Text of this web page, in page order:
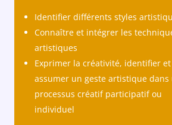
Identifier différents styles
Connaître et intégrer les
artistiques
Exprimer la créativité, identifier et
assumer un geste artistique dans
processus créatif participatif ou
individuel